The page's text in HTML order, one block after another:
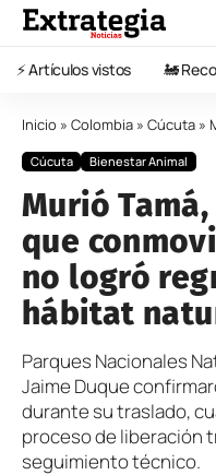
⚡️ Artículos vistos 🚂
Inicio » Colombia » Cúcuta »
Cúcuta Bienestar Animal
Murió
que
no logró
hábitat
Parques Nacionales
Jaime Duque
durante su traslado,
proceso de liberación
seguimiento técnico.